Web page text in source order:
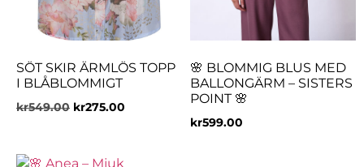
SÖT SKIR ÄRMLÖS TOPP
I BLÅBLOMMIGT
kr549.00 kr275.00
🌸 BLOMMIG BLUS MED
BALLONGÄRM – SISTERS
POINT 🌸
kr599.00